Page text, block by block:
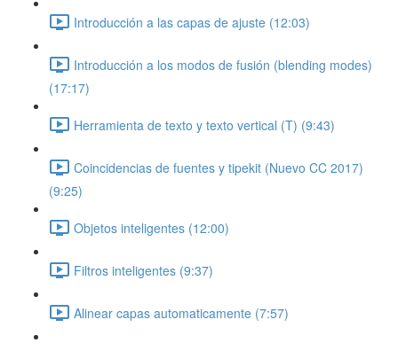
Introducción a las capas de ajuste (12:03)
Introducción a los modos de fusión (blending modes)
(17:17)
Herramienta de texto y texto vertical (T) (9:43)
Coincidencias de fuentes y tipekit (Nuevo CC 2017)
(9:25)
Objetos inteligentes (12:00)
Filtros inteligentes (9:37)
Alinear capas automaticamente (7:57)